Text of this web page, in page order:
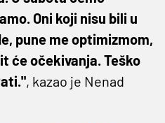
Oni koji nisu bili u
pune me optimizmom,
će očekivanja. Teško
, kazao je Nenad